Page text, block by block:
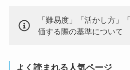
「難易度」「活かし方」
価する際の基準について
よく読まれる人気ページ